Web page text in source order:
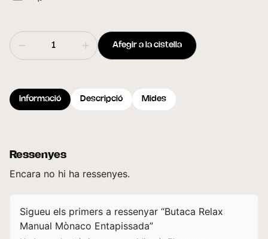
Afegir a la cistella
Informació Descripció Mides
Ressenyes
Encara no hi ha ressenyes.
Sigueu els primers a ressenyar “Butaca Relax
Manual Mònaco Entapissada”